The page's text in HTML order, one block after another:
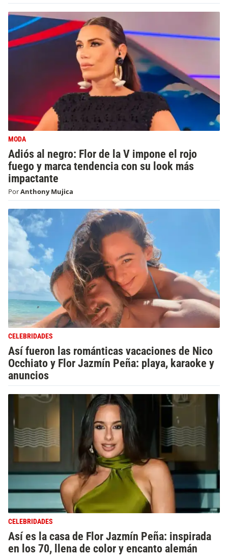
MODA
Adiós al negro: Flor de la V impone el rojo
fuego y marca tendencia con su look más
impactante
PorAnthony Mujica
CELEBRIDADES
Así fueron las románticas vacaciones de Nico
Occhiato y Flor Jazmín Peña: playa, karaoke y
anuncios
CELEBRIDADES
Así es la casa de Flor Jazmín Peña: inspirada
en los 70, llena de color y encanto alemán